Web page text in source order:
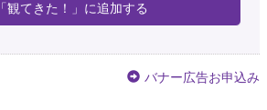
「観てきた！」に追加する
バナー広告お申込み